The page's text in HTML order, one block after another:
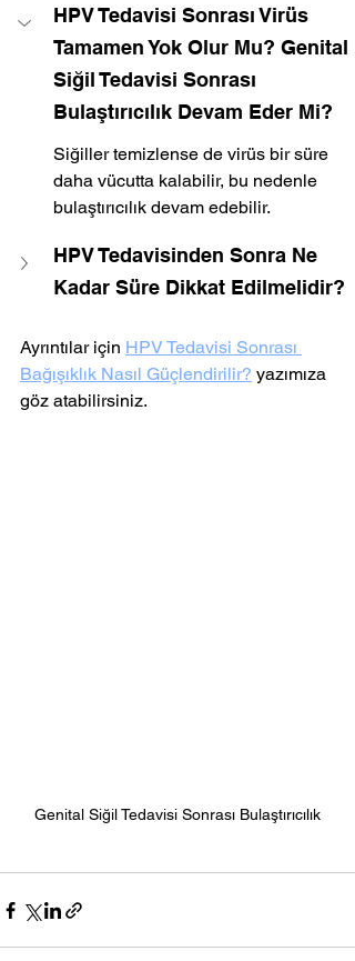
HPV Tedavisi Sonrası Virüs
Tamamen Yok Olur Mu? Genital
Siğil Tedavisi Sonrası
Bulaştırıcılık Devam Eder Mi?
Siğiller temizlense de virüs bir süre
daha vücutta kalabilir, bu nedenle
bulaştırıcılık devam edebilir.
HPV Tedavisinden Sonra Ne
Kadar Süre Dikkat Edilmelidir?
Ayrıntılar için HPV Tedavisi Sonrası
Bağışıklık Nasıl Güçlendirilir? yazımıza
göz atabilirsiniz.
Genital Siğil Tedavisi Sonrası Bulaştırıcılık